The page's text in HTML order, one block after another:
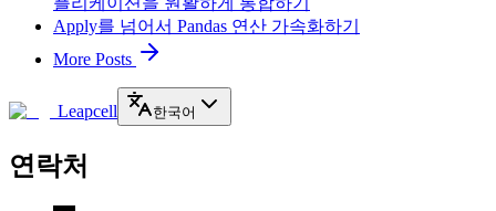
Apply를 넘어서 Pandas 연산 가속화하기
More Posts
Leapcell 한국어
연락처